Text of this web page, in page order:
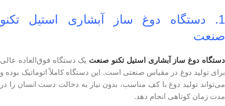
1. دستگاه دوغ ساز آبشاری استیل تکنو
صنعت
دستگاه دوغ ساز آبشاری استیل تکنو صنعت یک دستگاه فوق‌العاده عالی
برای تولید دوغ در مقیاس صنعتی است. این دستگاه کاملاً اتوماتیک بوده و
می‌تواند تولید دوغ با کف مناسب، بدون نیاز به دخالت دست انسان را در
مدت زمان کوتاهی انجام دهد.